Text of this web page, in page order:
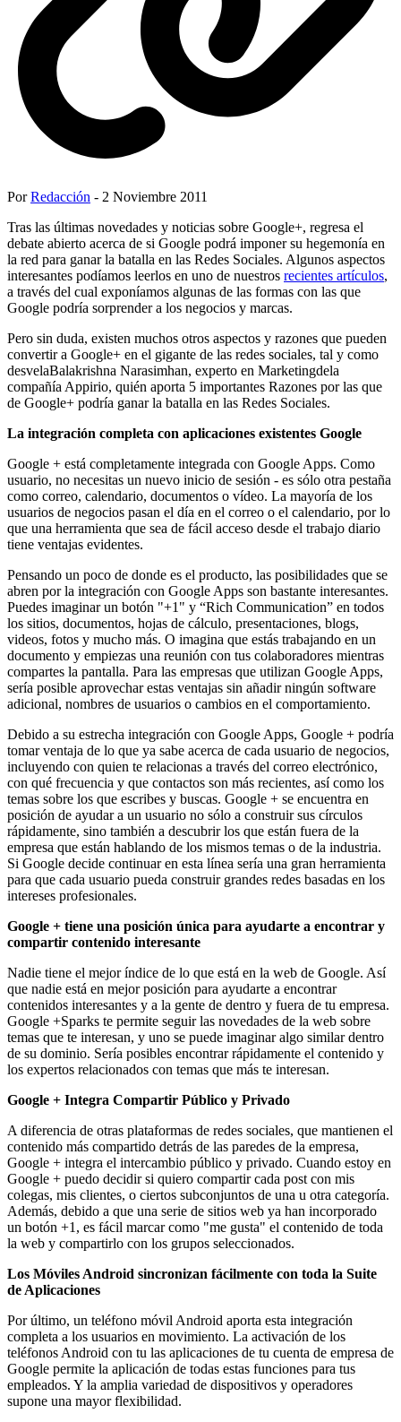
PorRedacción - 2 Noviembre 2011
Tras las últimas novedades y noticias sobre Google+, regresa el
debate abierto acerca de si Google podrá imponer su hegemonía en
la red para ganar la batalla en las Redes Sociales. Algunos aspectos
interesantes podíamos leerlos en uno de nuestros recientes artículos,
a través del cual exponíamos algunas de las formas con las que
Google podría sorprender a los negocios y marcas.
Pero sin duda, existen muchos otros aspectos y razones que pueden
convertir a Google+ en el gigante de las redes sociales, tal y como
desvelaBalakrishna Narasimhan, experto en Marketingdela
compañía Appirio, quién aporta 5 importantes Razones por las que
de Google+ podría ganar la batalla en las Redes Sociales.
La integración completa con aplicaciones existentes Google
Google + está completamente integrada con Google Apps. Como
usuario, no necesitas un nuevo inicio de sesión - es sólo otra pestaña
como correo, calendario, documentos o vídeo. La mayoría de los
usuarios de negocios pasan el día en el correo o el calendario, por lo
que una herramienta que sea de fácil acceso desde el trabajo diario
tiene ventajas evidentes.
Pensando un poco de donde es el producto, las posibilidades que se
abren por la integración con Google Apps son bastante interesantes.
Puedes imaginar un botón "+1" y “Rich Communication” en todos
los sitios, documentos, hojas de cálculo, presentaciones, blogs,
videos, fotos y mucho más. O imagina que estás trabajando en un
documento y empiezas una reunión con tus colaboradores mientras
compartes la pantalla. Para las empresas que utilizan Google Apps,
sería posible aprovechar estas ventajas sin añadir ningún software
adicional, nombres de usuarios o cambios en el comportamiento.
Debido a su estrecha integración con Google Apps, Google + podría
tomar ventaja de lo que ya sabe acerca de cada usuario de negocios,
incluyendo con quien te relacionas a través del correo electrónico,
con qué frecuencia y que contactos son más recientes, así como los
temas sobre los que escribes y buscas. Google + se encuentra en
posición de ayudar a un usuario no sólo a construir sus círculos
rápidamente, sino también a descubrir los que están fuera de la
empresa que están hablando de los mismos temas o de la industria.
Si Google decide continuar en esta línea sería una gran herramienta
para que cada usuario pueda construir grandes redes basadas en los
intereses profesionales.
Google + tiene una posición única para ayudarte a encontrar y
compartir contenido interesante
Nadie tiene el mejor índice de lo que está en la web de Google. Así
que nadie está en mejor posición para ayudarte a encontrar
contenidos interesantes y a la gente de dentro y fuera de tu empresa.
Google +Sparks te permite seguir las novedades de la web sobre
temas que te interesan, y uno se puede imaginar algo similar dentro
de su dominio. Sería posibles encontrar rápidamente el contenido y
los expertos relacionados con temas que más te interesan.
Google + Integra Compartir Público y Privado
A diferencia de otras plataformas de redes sociales, que mantienen el
contenido más compartido detrás de las paredes de la empresa,
Google + integra el intercambio público y privado. Cuando estoy en
Google + puedo decidir si quiero compartir cada post con mis
colegas, mis clientes, o ciertos subconjuntos de una u otra categoría.
Además, debido a que una serie de sitios web ya han incorporado
un botón +1, es fácil marcar como "me gusta" el contenido de toda
la web y compartirlo con los grupos seleccionados.
Los Móviles Android sincronizan fácilmente con toda la Suite
de Aplicaciones
Por último, un teléfono móvil Android aporta esta integración
completa a los usuarios en movimiento. La activación de los
teléfonos Android con tu las aplicaciones de tu cuenta de empresa de
Google permite la aplicación de todas estas funciones para tus
empleados. Y la amplia variedad de dispositivos y operadores
supone una mayor flexibilidad.